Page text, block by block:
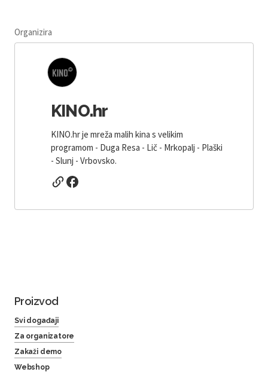
Organizira
KINO.hr
KINO.hr je mreža malih kina s velikim
programom - Duga Resa - Lič - Mrkopalj - Plaški
- Slunj - Vrbovsko.
Proizvod
Svi događaji
Za organizatore
Zakaži demo
Webshop